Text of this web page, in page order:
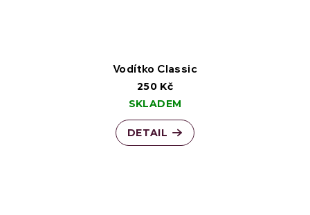
Vodítko Classic
250 Kč
SKLADEM
DETAIL